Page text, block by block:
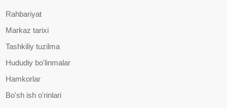
Rahbariyat
Markaz tarixi
Tashkiliy tuzilma
Hududiy bo'linmalar
Hamkorlar
Bo'sh ish o'rinlari